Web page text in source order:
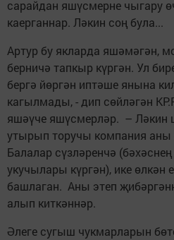
сарайдан яшүсмерне чыгару
каерганнар. Ләкин соң була...
Артур бу якларда яшәмәгән,
берничә тапкыр күргән. Ул
бергә йөргән иптәше янына
кагылмады, - дип сөйләгән
яшәүче яшүсмерләр. – Ләкин
утырып торучы компания аны
Балалар сүзләренчә
укучылары күргән), ике
башлаган. Аны этеп
алып киткәннәр.
Әлеге сугыш чукмарларын